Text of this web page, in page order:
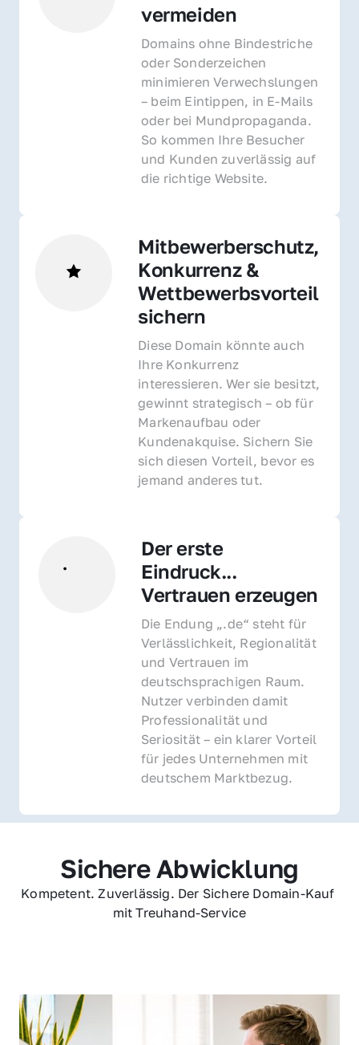
vermeiden
Domains ohne Bindestriche
oder Sonderzeichen
minimieren Verwechslungen
– beim Eintippen, in E-Mails
oder bei Mundpropaganda.
So kommen Ihre Besucher
und Kunden zuverlässig auf
die richtige Website.
Mitbewerberschutz,
Konkurrenz &
Wettbewerbsvorteil
sichern
Diese Domain könnte auch
Ihre Konkurrenz
interessieren. Wer sie besitzt,
gewinnt strategisch – ob für
Markenaufbau oder
Kundenakquise. Sichern Sie
sich diesen Vorteil, bevor es
jemand anderes tut.
Der erste
Eindruck...
Vertrauen erzeugen
Die Endung „.de“ steht für
Verlässlichkeit, Regionalität
und Vertrauen im
deutschsprachigen Raum.
Nutzer verbinden damit
Professionalität und
Seriosität – ein klarer Vorteil
für jedes Unternehmen mit
deutschem Marktbezug.
Sichere Abwicklung
Kompetent. Zuverlässig. Der Sichere Domain-Kauf
mit Treuhand-Service